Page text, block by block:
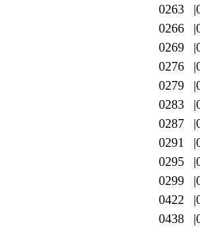
0263
0266
0269
0276
0279
0283
0287
0291
0295
0299
0422
0438